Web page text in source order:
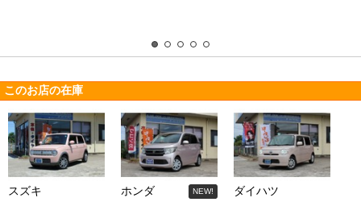
このお店の在庫
スズキ
ホンダ NEW!
ダイハツ